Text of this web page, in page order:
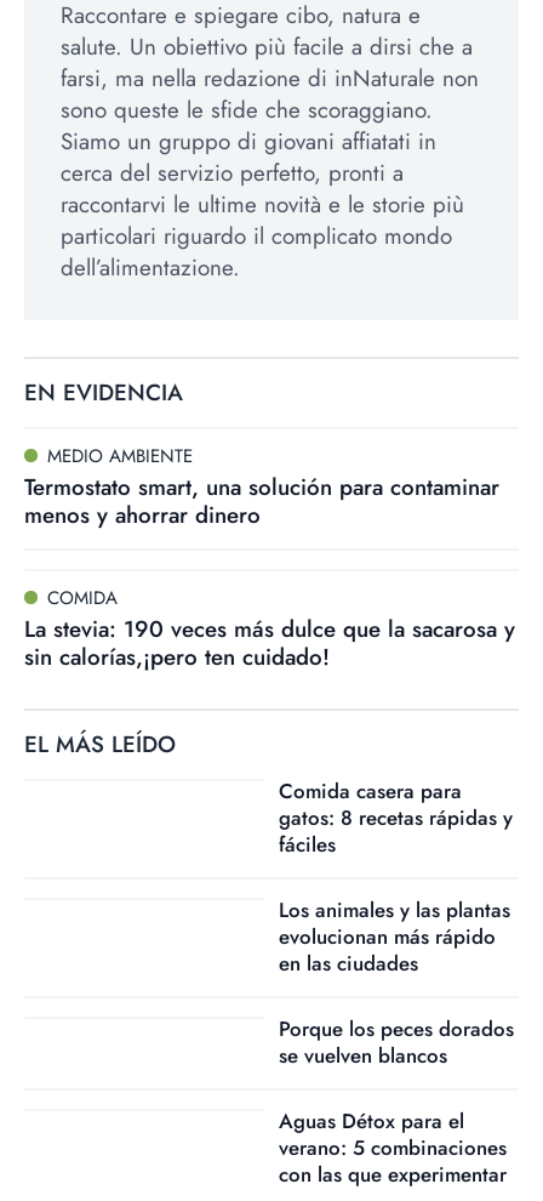
Raccontare e spiegare cibo, natura e
salute. Un obiettivo più facile a dirsi che a
farsi, ma nella redazione di inNaturale non
sono queste le sfide che scoraggiano.
Siamo un gruppo di giovani affiatati in
cerca del servizio perfetto, pronti a
raccontarvi le ultime novità e le storie più
particolari riguardo il complicato mondo
dell’alimentazione.
EN EVIDENCIA
MEDIO AMBIENTE
Termostato smart, una solución para contaminar
menos y ahorrar dinero
COMIDA
La stevia: 190 veces más dulce que la sacarosa y
sin calorías,¡pero ten cuidado!
EL MÁS LEÍDO
Comida casera para
gatos: 8 recetas rápidas y
fáciles
Los animales y las plantas
evolucionan más rápido
en las ciudades
Porque los peces dorados
se vuelven blancos
Aguas Détox para el
verano: 5 combinaciones
con las que experimentar